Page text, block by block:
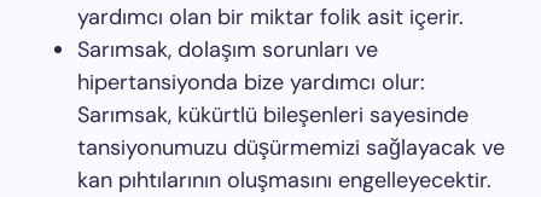
yardımcı olan bir miktar folik asit içerir.
Sarımsak, dolaşım sorunları ve
hipertansiyonda bize yardımcı olur:
Sarımsak, kükürtlü bileşenleri sayesinde
tansiyonumuzu düşürmemizi sağlayacak ve
kan pıhtılarının oluşmasını engelleyecektir.